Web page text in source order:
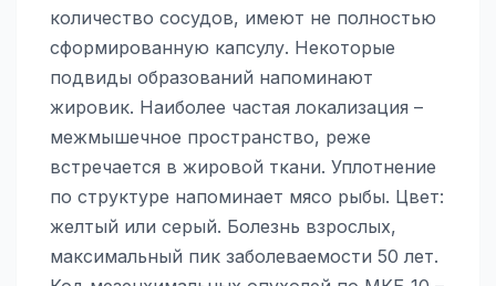
количество сосудов, имеют не полностью
сформированную капсулу. Некоторые
подвиды образований напоминают
жировик. Наиболее частая локализация –
межмышечное пространство, реже
встречается в жировой ткани. Уплотнение
по структуре напоминает мясо рыбы. Цвет:
желтый или серый. Болезнь взрослых,
максимальный пик заболеваемости 50 лет.